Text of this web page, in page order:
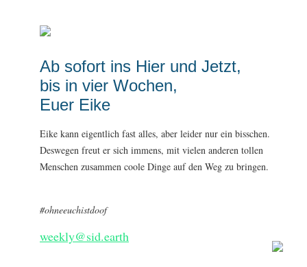
Ab sofort ins Hier und Jetzt,
bis in vier Wochen,
Euer Eike
Eike kann eigentlich fast alles, aber leider nur ein bisschen.
Deswegen freut er sich immens, mit vielen anderen tollen
Menschen zusammen coole Dinge auf den Weg zu bringen.
#ohneeuchistdoof
weekly@sid.earth